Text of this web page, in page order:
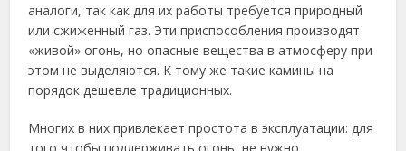
аналоги, так как для их работы требуется природный
или сжиженный газ. Эти приспособления производят
«живой» огонь, но опасные вещества в атмосферу при
этом не выделяются. К тому же такие камины на
порядок дешевле традиционных.
Многих в них привлекает простота в эксплуатации: для